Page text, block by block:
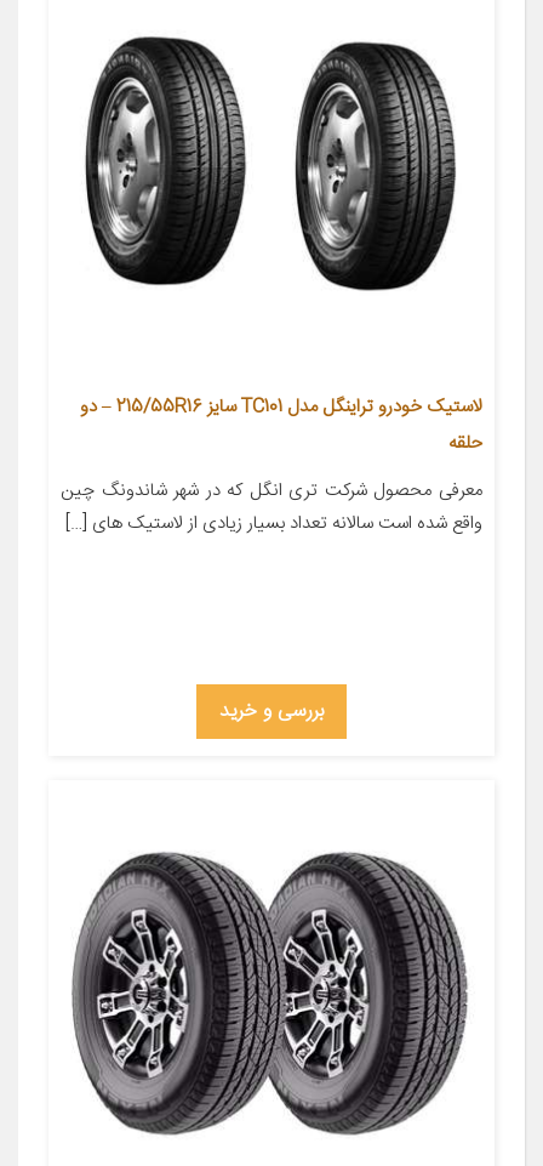
لاستیک خودرو تراینگل مدل TC101 سایز 215/55R16 – دو
حلقه
معرفی محصول شرکت تری انگل که در شهر شاندونگ چین
واقع شده است سالانه تعداد بسیار زیادی از لاستیک های […]
بررسی و خرید